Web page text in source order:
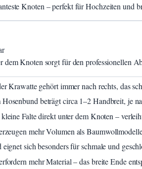
Knoten – perfekt für Hochzeiten und
dem Knoten sorgt für den professionellen
Krawatte gehört immer nach rechts, das
beträgt circa 1–2 Handbreit, je
Falte direkt unter dem Knoten –
mehr Volumen als
sich besonders für schmale und
mehr Material – das breite Ende